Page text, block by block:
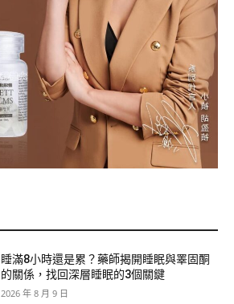
睡滿8小時還是累？藥師揭開睡眠與睪固酮
的關係，找回深層睡眠的3個關鍵
2026 年 8 月 9 日